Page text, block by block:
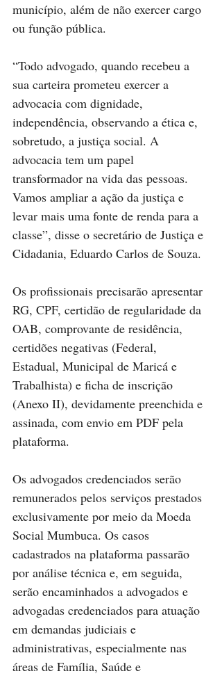
município, além de não exercer cargo
ou função pública.
“Todo advogado, quando recebeu a
sua carteira prometeu exercer a
advocacia com dignidade,
independência, observando a ética e,
sobretudo, a justiça social. A
advocacia tem um papel
transformador na vida das pessoas.
Vamos ampliar a ação da justiça e
levar mais uma fonte de renda para a
classe”, disse o secretário de Justiça e
Cidadania, Eduardo Carlos de Souza.
Os profissionais precisarão apresentar
RG, CPF, certidão de regularidade da
OAB, comprovante de residência,
certidões negativas (Federal,
Estadual, Municipal de Maricá e
Trabalhista) e ficha de inscrição
(Anexo II), devidamente preenchida e
assinada, com envio em PDF pela
plataforma.
Os advogados credenciados serão
remunerados pelos serviços prestados
exclusivamente por meio da Moeda
Social Mumbuca. Os casos
cadastrados na plataforma passarão
por análise técnica e, em seguida,
serão encaminhados a advogados e
advogadas credenciados para atuação
em demandas judiciais e
administrativas, especialmente nas
áreas de Família, Saúde e